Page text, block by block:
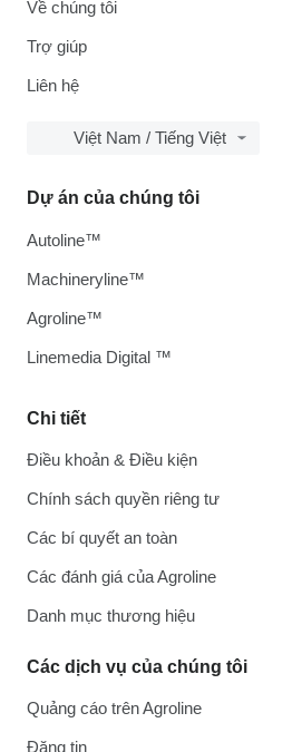
Về chúng tôi
Trợ giúp
Liên hệ
Việt Nam / Tiếng Việt
Chi tiết
Điều khoản & Điều kiện
Chính sách quyền riêng tư
Các bí quyết an toàn
Các đánh giá của Agroline
Danh mục thương hiệu
Các dịch vụ của chúng tôi
Quảng cáo trên Agroline
Đăng tin
Dự án của chúng tôi
Autoline™
Machineryline™
Agroline™
Linemedia Digital ™